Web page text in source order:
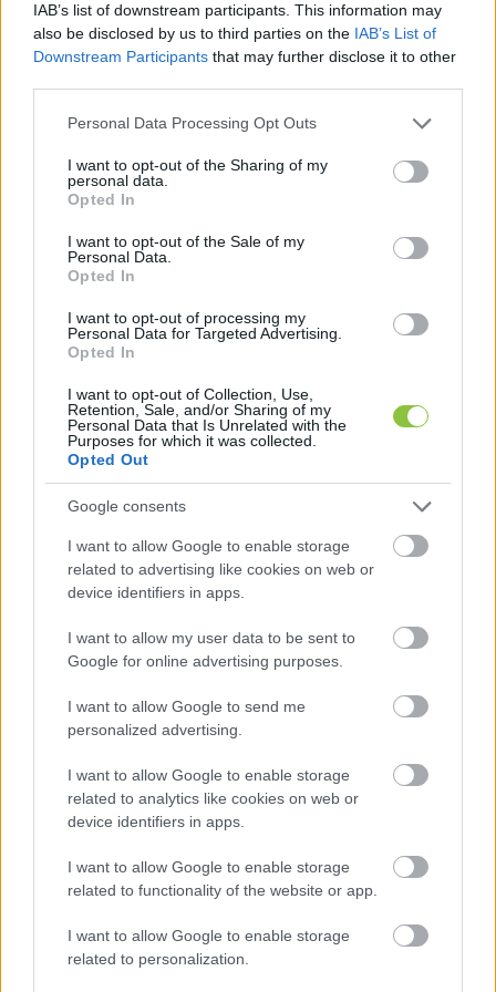
IAB’s list of downstream participants. This information may
also be disclosed by us to third parties on the IAB’s List of
Downstream Participants that may further disclose it to other
Please note that this website/app uses one or more Google
not limited to your visit or usage behaviour. You may click to
grant or deny consent to Google and its third-party tags to
use your data for below specified purposes in below Google
consent section.
Personal Data Processing Opt Outs
I want to opt-out of the Sharing of my
personal data.
Opted In
I want to opt-out of the Sale of my
Personal Data.
Opted In
I want to opt-out of processing my
Personal Data for Targeted Advertising.
Opted In
I want to opt-out of Collection, Use,
Retention, Sale, and/or Sharing of my
Personal Data that Is Unrelated with the
Purposes for which it was collected.
Opted Out
Google consents
I want to allow Google to enable storage
related to advertising like cookies on web or
device identifiers in apps.
I want to allow my user data to be sent to
Google for online advertising purposes.
I want to allow Google to send me
personalized advertising.
I want to allow Google to enable storage
related to analytics like cookies on web or
device identifiers in apps.
I want to allow Google to enable storage
related to functionality of the website or app.
I want to allow Google to enable storage
related to personalization.
szakértő, volt nemzetbiztonsági főtiszt.
Kaufmann Balázs, a 444 újságírója pedig arról
üzenetet, amely a mostani helyzethez
kísértetiesen hasonló orosz beavatkozásról szólt.
Fotó: Kaufmann Balázs/444
Orbán és Vucic bejelentésére Magyar Péter, a
hetek óta több helyről kapjuk a jelzéseket, hogy a
korábbi besült hamiszászlós műveleteket